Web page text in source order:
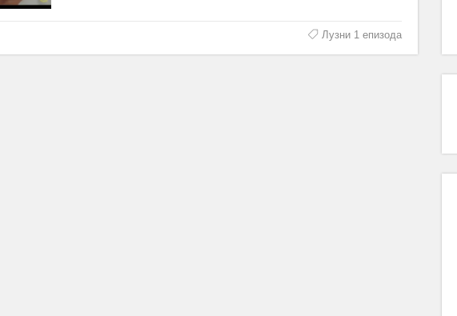
Лузни 1 епизода